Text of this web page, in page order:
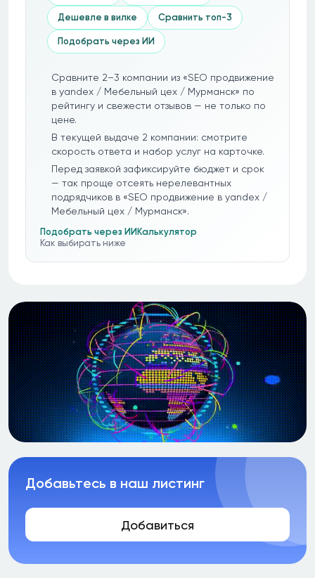
Дешевле в вилке Сравнить топ-3
Подобрать через ИИ
Сравните 2–3 компании из «SEO продвижение
в yandex / Мебельный цех / Мурманск» по
рейтингу и свежести отзывов — не только по
цене.
В текущей выдаче 2 компании: смотрите
скорость ответа и набор услуг на карточке.
Перед заявкой зафиксируйте бюджет и срок
— так проще отсеять нерелевантных
подрядчиков в «SEO продвижение в yandex /
Мебельный цех / Мурманск».
Подобрать через ИИ Калькулятор
Как выбирать ниже
Добавьтесь в наш листинг
Добавиться